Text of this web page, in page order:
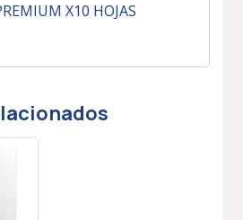
X10 HOJAS